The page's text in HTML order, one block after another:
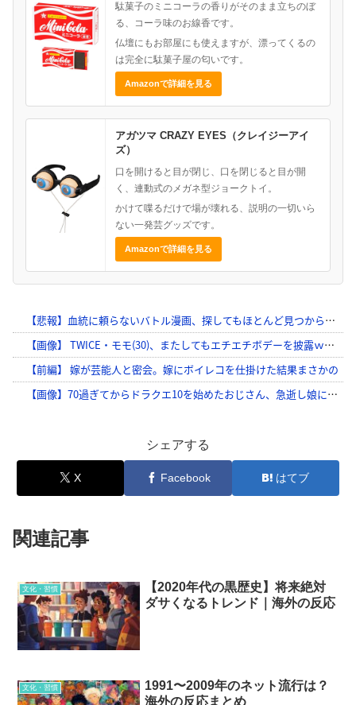
駄菓子のミニコーラの香りがそのまま立ちのぼ
る、コーラ味のお線香です。
仏壇にもお部屋にも使えますが、漂ってくるの
は完全に駄菓子屋の匂いです。
Amazonで詳細を見る
アガツマ CRAZY EYES（クレイジーアイ
ズ）
口を開けると目が閉じ、口を閉じると目が開
く、連動式のメガネ型ジョークトイ。
かけて喋るだけで場が壊れる、説明の一切いら
ない一発芸グッズです。
Amazonで詳細を見る
シェアする
X Facebook はてブ
関連記事
文化・習慣
【2020年代の黒歴史】将来絶対
ダサくなるトレンド｜海外の反応
文化・習慣
1991〜2009年のネット流行は？
海外の反応まとめ